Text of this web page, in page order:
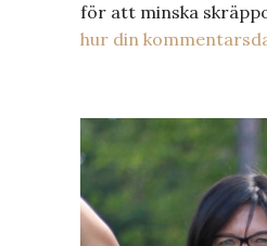
för att minska
hur din